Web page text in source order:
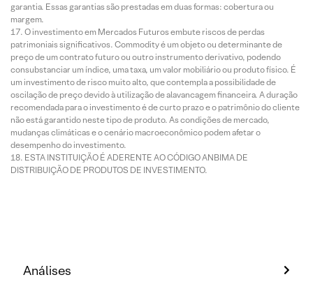
garantia. Essas garantias são prestadas em duas formas: cobertura ou
margem.
O investimento em Mercados Futuros embute riscos de perdas
patrimoniais significativos. Commodity é um objeto ou determinante de
preço de um contrato futuro ou outro instrumento derivativo, podendo
consubstanciar um índice, uma taxa, um valor mobiliário ou produto físico. É
um investimento de risco muito alto, que contempla a possibilidade de
oscilação de preço devido à utilização de alavancagem financeira. A duração
recomendada para o investimento é de curto prazo e o patrimônio do cliente
não está garantido neste tipo de produto. As condições de mercado,
mudanças climáticas e o cenário macroeconômico podem afetar o
desempenho do investimento.
ESTA INSTITUIÇÃO É ADERENTE AO CÓDIGO ANBIMA DE
DISTRIBUIÇÃO DE PRODUTOS DE INVESTIMENTO.
Análises